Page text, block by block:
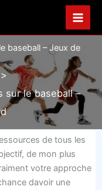
baseball – Jeux de
sur le baseball –
de tous les
de mon plus
votre approche
davoir une